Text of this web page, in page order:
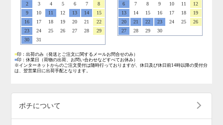
2
3 4 5 6 7
8
9
10 11 12 13 14
15
16
17 18 19 20 21
22
23
24 25 26 27 28
29
30
31
6
7 8 9 10 11
12
13
14 15 16 17 18
19
20
21 22 23 24 25
26
27
28 29 30
■印：出荷のみ （発送とご注文に関するメールお問合せのみ）
■印：休業日
（荷物の出荷、お問い合わせなどすべてお休み）
※インターネットからのご注文受付は随時行っておりますが、休日及び休日前14時以降の受付分
は、翌営業日に出荷手配となります。
ポチについて